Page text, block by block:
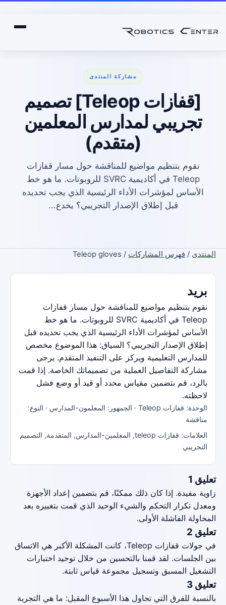
مشاركة المنتدى
[قفازات Teleop] تصميم
تجريبي لمدارس المعلمين
(متقدم)
نقوم بتنظيم مواضيع للمناقشة حول مسار قفازات
Teleop في أكاديمية SVRC للروبوتات. ما هو خط
الأساس لمؤشرات الأداء الرئيسية الذي يجب تحديده
قبل إطلاق الإصدار التجريبي؟ يخدع...
المنتدى / فهرس المشاركات / Teleop gloves
بريد
نقوم بتنظيم مواضيع للمناقشة حول مسار قفازات
Teleop في أكاديمية SVRC للروبوتات. ما هو خط
الأساس لمؤشرات الأداء الرئيسية الذي يجب تحديده قبل
إطلاق الإصدار التجريبي؟ السياق: هذا الموضوع مخصص
للمدارس التعليمية ويركز على التنفيذ المتقدم. يرجى
مشاركة التفاصيل العملية من تصميماتك الخاصة. إذا قمت
بالرد، قم بتضمين مقياس محدد أو قيد أو وضع فشل
لاحظته.
الوحدة: قفازات Teleop · الجمهور: المعلمون-المدارس · النوع:
مناقشة
العلامات: قفازات teleop, المعلمين-المدارس, المتقدمة, التصميم
التجريبي
تعليق 1
زاوية مفيدة. إذا كان ذلك ممكنًا، قم بتضمين إعداد الأجهزة
ومعدل تكرار التحكم والشيء الوحيد الذي قمت بتغييره بعد
المحاولة الفاشلة الأولى.
تعليق 2
في جولات قفازات Teleop، كانت المشكلة الأكبر هي الاتساق
بين الجلسات. لقد قمنا بالتحسين من خلال توحيد اختبارات
التشغيل المسبق وتسجيل مجموعة قياس ثابتة.
تعليق 3
بالنسبة للفرق التي تحاول هذا الأسبوع المقبل: ما هي التجربة